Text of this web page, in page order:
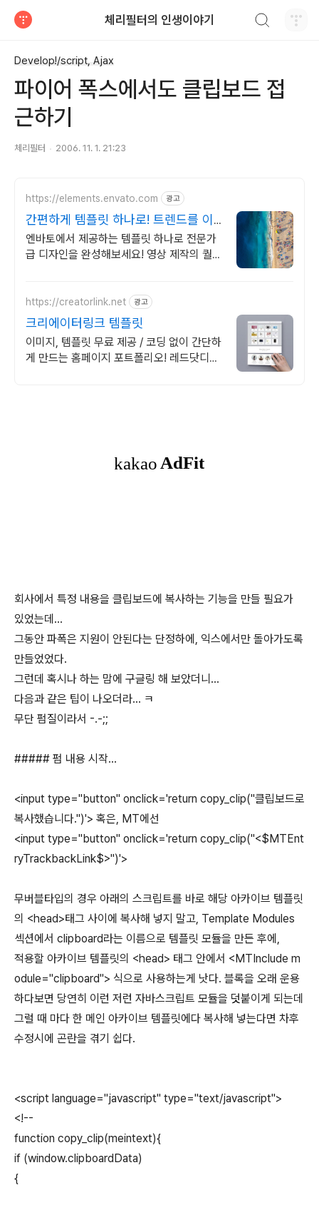
체리필터의 인생이야기
Develop!/script, Ajax
파이어 폭스에서도 클립보드 접
근하기
체리필터 2006. 11. 1. 21:23
https://elements.envato.com 광고
간편하게 템플릿 하나로! 트렌드를 이
끄는 인기 콘텐츠
엔바토에서 제공하는 템플릿 하나로 전문가
급 디자인을 완성해보세요! 영상 제작의 퀄리
https://creatorlink.net 광고
크리에이터링크 템플릿
이미지, 템플릿 무료 제공 / 코딩 없이 간단하
게 만드는 홈페이지 포트폴리오! 레드닷디자
회사에서 특정 내용을 클립보드에 복사하는 기능을 만들 필요가
있었는데...
그동안 파폭은 지원이 안된다는 단정하에, 익스에서만 돌아가도록
만들었었다.
그런데 혹시나 하는 맘에 구글링 해 보았더니...
다음과 같은 팁이 나오더라... ㅋ
무단 펌질이라서 -.-;;
##### 펌 내용 시작...
<input type="button" onclick='return copy_clip("클립보드로
복사했습니다.")'> 혹은, MT에선
<input type="button" onclick='return copy_clip("<$MTEnt
ryTrackbackLink$>")'>
무버블타입의 경우 아래의 스크립트를 바로 해당 아카이브 템플릿
의 <head>태그 사이에 복사해 넣지 말고, Template Modules
섹션에서 clipboard라는 이름으로 템플릿 모듈을 만든 후에,
적용할 아카이브 템플릿의 <head> 태그 안에서 <MTInclude m
odule="clipboard"> 식으로 사용하는게 낫다. 블록을 오래 운용
하다보면 당연히 이런 저런 자바스크립트 모듈을 덧붙이게 되는데
그럴 때 마다 한 메인 아카이브 템플릿에다 복사해 넣는다면 차후
수정시에 곤란을 겪기 쉽다.
<script language="javascript" type="text/javascript">
<!--
function copy_clip(meintext){
if (window.clipboardData)
{